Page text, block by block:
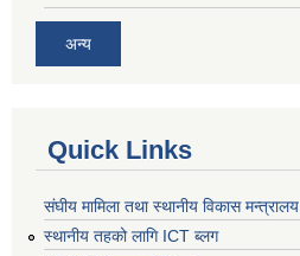
अन्य
Quick Links
संघीय मामिला तथा स्थानीय विकास मन्त्रालय
स्थानीय तहको लागि ICT ब्लग